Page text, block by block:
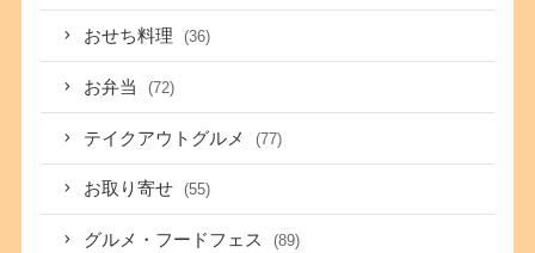
おせち料理 (36)
お弁当 (72)
テイクアウトグルメ (77)
お取り寄せ (55)
グルメ・フードフェス (89)